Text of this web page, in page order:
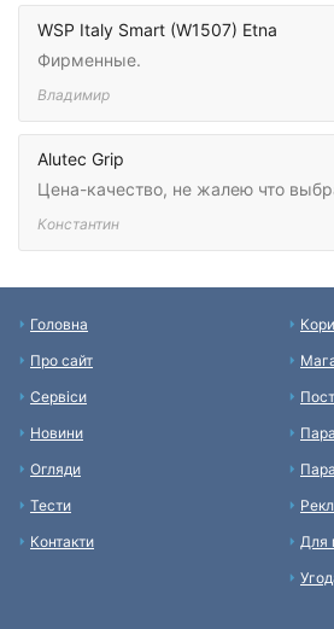
WSP Italy Smart (W1507) Etna
Фирменные.
Владимир
Alutec Grip
Цена-качество, не жалею что
Константин
Головна
Про сайт
Сервіси
Новини
Огляди
Тести
Контакти
Для